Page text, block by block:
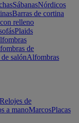
SábanasNórdicos
Barras de cortina
relleno
Plaids
de
salónAlfombras
Relojes de
a manoMarcosPlacas